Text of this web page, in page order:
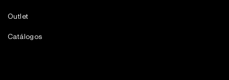
Outlet
Catálogos